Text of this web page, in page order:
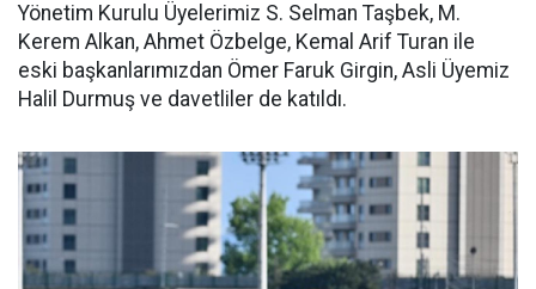
Yönetim Kurulu Üyelerimiz S. Selman Taşbek, M.
Kerem Alkan, Ahmet Özbelge, Kemal Arif Turan ile
eski başkanlarımızdan Ömer Faruk Girgin, Asli Üyemiz
Halil Durmuş ve davetliler de katıldı.